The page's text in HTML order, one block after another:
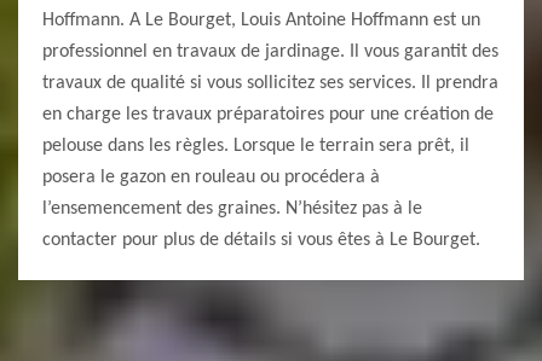
Hoffmann. A Le Bourget, Louis Antoine Hoffmann est un
professionnel en travaux de jardinage. Il vous garantit des
travaux de qualité si vous sollicitez ses services. Il prendra
en charge les travaux préparatoires pour une création de
pelouse dans les règles. Lorsque le terrain sera prêt, il
posera le gazon en rouleau ou procédera à
l’ensemencement des graines. N’hésitez pas à le
contacter pour plus de détails si vous êtes à Le Bourget.